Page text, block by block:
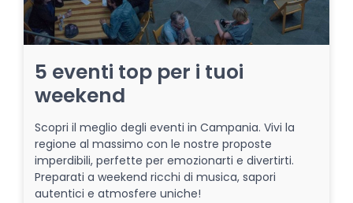
5 eventi top per i tuoi
weekend
Scopri il meglio degli eventi in Campania. Vivi la
regione al massimo con le nostre proposte
imperdibili, perfette per emozionarti e divertirti.
Preparati a weekend ricchi di musica, sapori
autentici e atmosfere uniche!